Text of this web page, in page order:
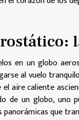
en un globo
al vuelo
el aire caliente
de un globo, uno
panorámicas que